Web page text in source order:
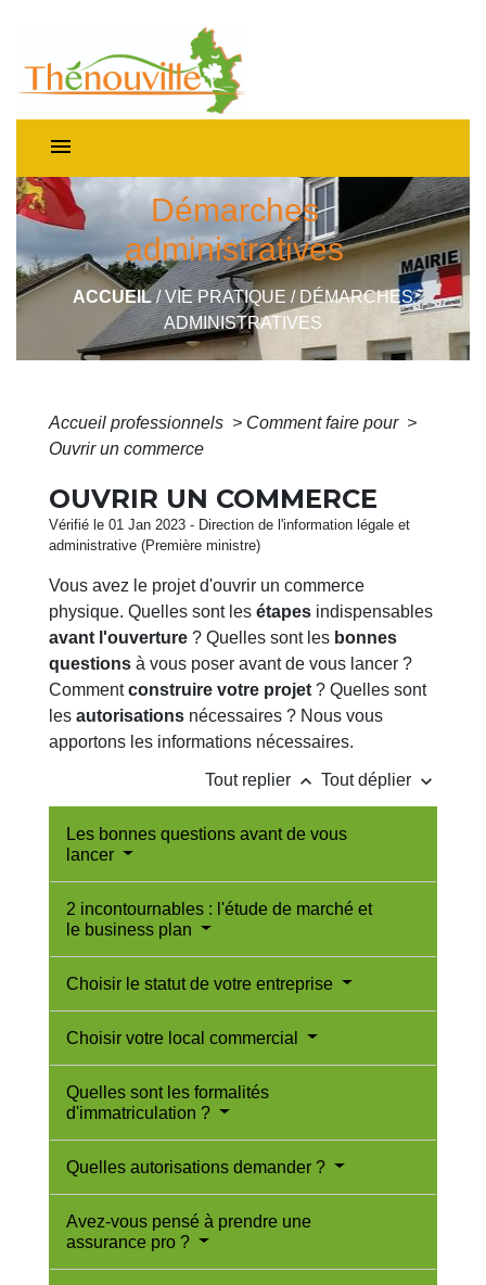
menu
Démarches
administratives
ACCUEIL/VIE PRATIQUE / DÉMARCHES
ADMINISTRATIVES
Accueil professionnels > Comment faire pour >
Ouvrir un commerce
OUVRIR UN COMMERCE
Vérifié le 01 Jan 2023 - Direction de l'information légale et
administrative (Première ministre)
Vous avez le projet d'ouvrir un commerce
physique. Quelles sont les étapes indispensables
avant l'ouverture ? Quelles sont les bonnes
questions à vous poser avant de vous lancer ?
Commentconstruire votre projet ? Quelles sont
les autorisations nécessaires ? Nous vous
apportons les informations nécessaires.
Tout replier keyboard_arrow_up Tout déplier keyboard_arrow_down
Les bonnes questions avant de vous
lancer
2 incontournables : l'étude de marché et
le business plan
Choisir le statut de votre entreprise
Choisir votre local commercial
Quelles sont les formalités
d'immatriculation ?
Quelles autorisations demander ?
Avez-vous pensé à prendre une
assurance pro ?